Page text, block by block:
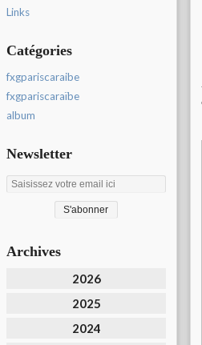
Links
Catégories
fxgpariscaraibe
fxgpariscaraïbe
album
Newsletter
Archives
2026
2025
2024